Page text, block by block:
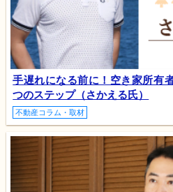
手遅れになる前に！空き家所有
つのステップ（さかえる氏）
不動産コラム・取材